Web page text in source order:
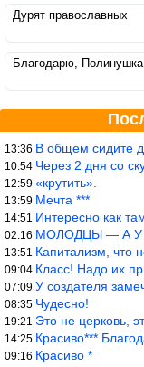
Дурят православных
Благодарю,
13:36 В общем сидите
10:54 Через 2 дня со
12:59 «крутить».
13:59 Мечта ***
14:51 Интересно как там
02:16 МОЛОДЦЫ — А У
13:51 Капитализм, что
09:04 Класс! Надо их
07:09 У создателя
08:35 Чудесно!
19:21 Это не церковь,
14:25 Красиво***
09:16 Красиво *